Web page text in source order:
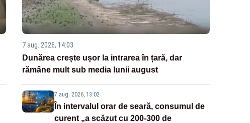
7 aug. 2026, 14:03
Dunărea crește ușor la intrarea în țară, dar
rămâne mult sub media lunii august
7 aug. 2026, 13:02
În intervalul orar de seară, consumul de
curent „a scăzut cu 200-300 de